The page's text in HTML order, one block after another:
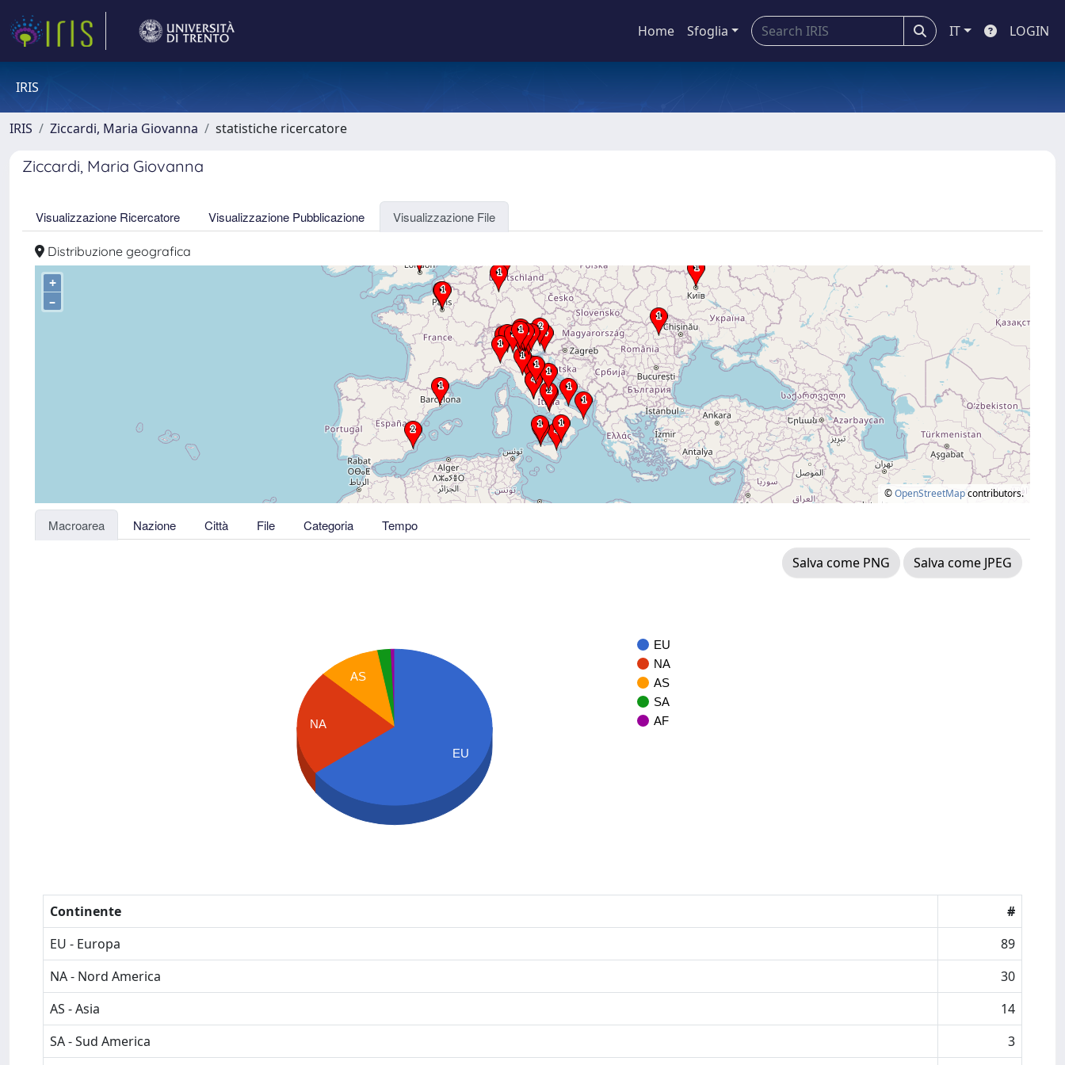
Home Sfoglia IT LOGIN
IRIS
IRIS Ziccardi, Maria Giovanna statistiche ricercatore
Ziccardi, Maria Giovanna
Visualizzazione Ricercatore Visualizzazione Pubblicazione Visualizzazione File
Distribuzione geografica
+
–
©OpenStreetMapcontributors.
Macroarea Nazione Città File Categoria Tempo
Salva come PNG Salva come JPEG
EU
NA
AS
SA
AF
AS
NA
EU
Continente
#
EU - Europa
89
NA - Nord America
30
AS - Asia
14
SA - Sud America
3